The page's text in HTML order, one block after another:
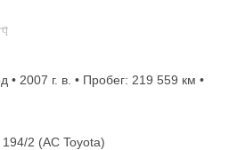
q
• 2007 г. в. • Пробег: 219 559 км •
2 (АС Toyota)